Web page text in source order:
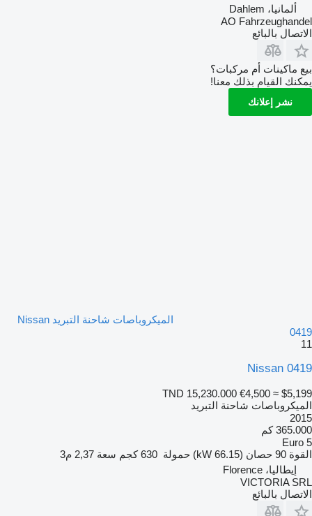
ألمانيا، Dahlem
AO Fahrzeughandel
الاتصال بالبائع
بيع ماكينات أم مركبات؟
يمكنك القيام بذلك معنا!
نشر إعلانك
الميكروباصات شاحنة التبريد Nissan
0419
11
Nissan 0419
TND 15,230.000 €4,500 ≈ $5,199
الميكروباصات شاحنة التبريد
2015
365.000 كم
Euro 5
القوة 90 حصان (66.15 kW) حمولة 630 كجم سعة 2,37 م3
إيطاليا، Florence
VICTORIA SRL
الاتصال بالبائع